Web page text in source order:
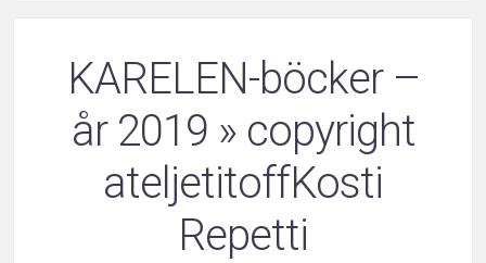
KARELEN-böcker –
år 2019 » copyright
ateljetitoffKosti
Repetti